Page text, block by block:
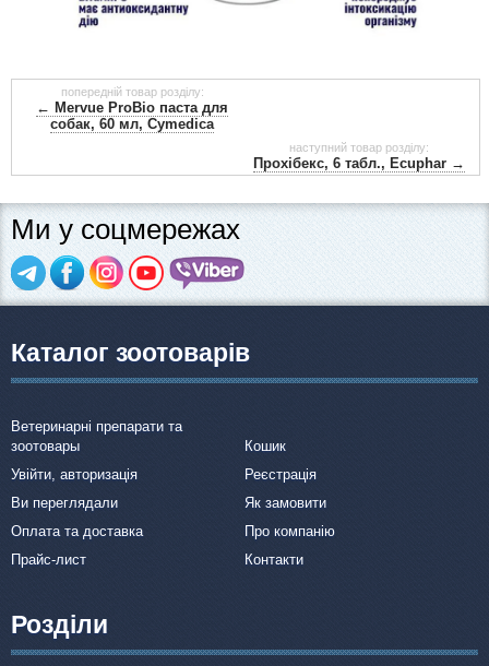
попередній товар розділу:
← Mervue ProBio паста для
собак, 60 мл, Cymedica
наступний товар розділу:
Прохібекс, 6 табл., Ecuphar →
Ми у соцмережах
Каталог зоотоварів
Ветеринарні препарати та
зоотовары
Кошик
Увійти, авторизація
Реєстрація
Ви переглядали
Як замовити
Оплата та доставка
Про компанію
Прайс-лист
Контакти
Розділи